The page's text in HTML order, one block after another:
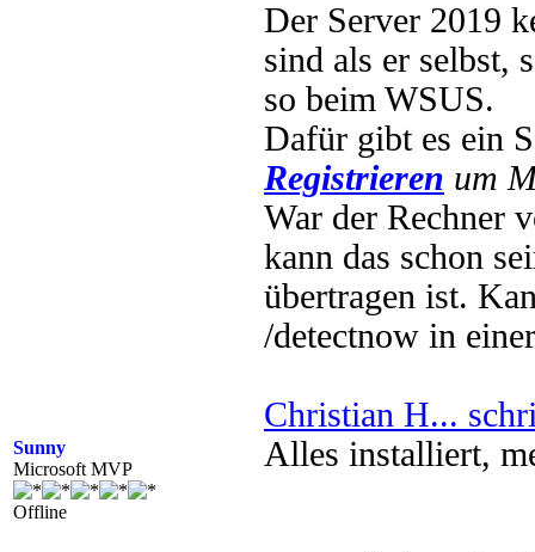
Sunny
Microsoft MVP
Offline
Der Server 2019
sind als er selbst,
so beim WSUS.
Dafür gibt es ein
Registrieren um
War der Rechner
kann das schon
übertragen ist.
/detectnow in
Christian H...
Alles installiert,